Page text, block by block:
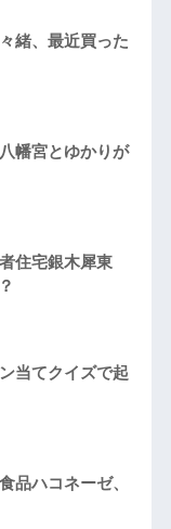
緒、最近買った
幡宮とゆかりが
住宅銀木犀東
当てクイズで起
品ハコネーゼ、